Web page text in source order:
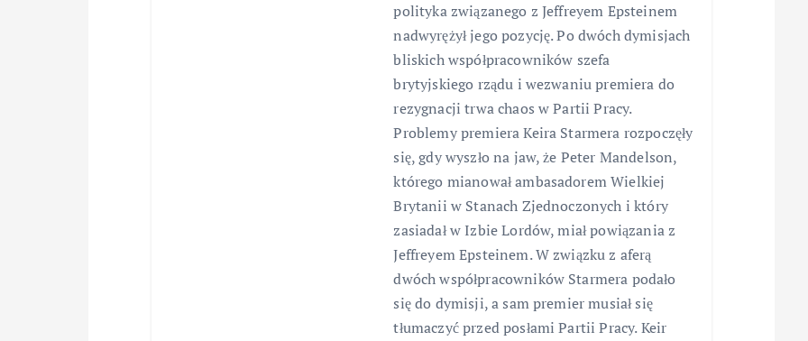
polityka związanego z Jeffreyem Epsteinem
nadwyrężył jego pozycję. Po dwóch dymisjach
bliskich współpracowników szefa
brytyjskiego rządu i wezwaniu premiera do
rezygnacji trwa chaos w Partii Pracy.
Problemy premiera Keira Starmera rozpoczęły
się, gdy wyszło na jaw, że Peter Mandelson,
którego mianował ambasadorem Wielkiej
Brytanii w Stanach Zjednoczonych i który
zasiadał w Izbie Lordów, miał powiązania z
Jeffreyem Epsteinem. W związku z aferą
dwóch współpracowników Starmera podało
się do dymisji, a sam premier musiał się
tłumaczyć przed posłami Partii Pracy. Keir